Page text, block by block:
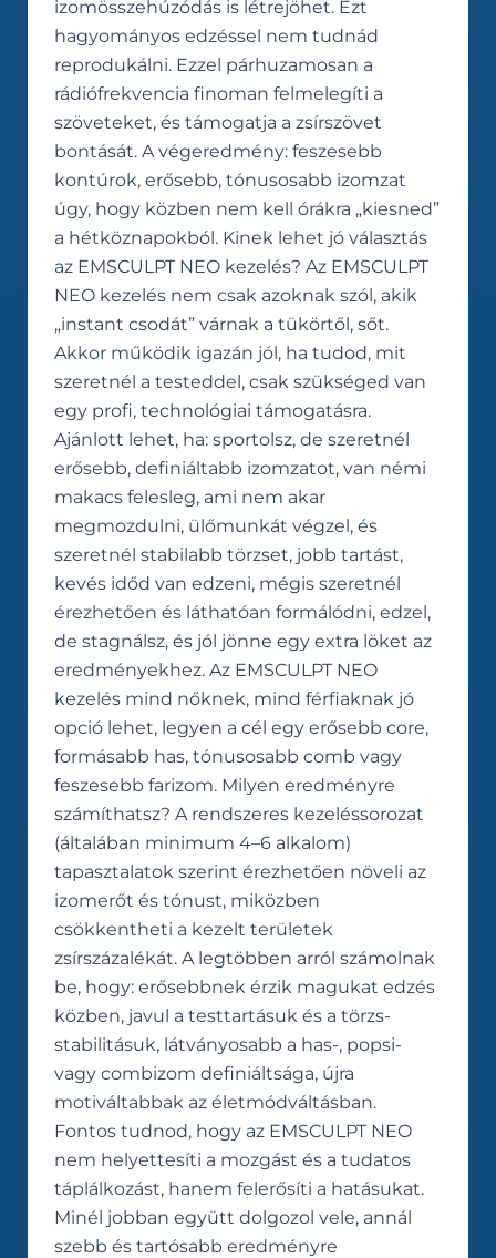
izomösszehúzódás is létrejöhet. Ezt
hagyományos edzéssel nem tudnád
reprodukálni. Ezzel párhuzamosan a
rádiófrekvencia finoman felmelegíti a
szöveteket, és támogatja a zsírszövet
bontását. A végeredmény: feszesebb
kontúrok, erősebb, tónusosabb izomzat
úgy, hogy közben nem kell órákra „kiesned”
a hétköznapokból. Kinek lehet jó választás
az EMSCULPT NEO kezelés? Az EMSCULPT
NEO kezelés nem csak azoknak szól, akik
„instant csodát” várnak a tükörtől, sőt.
Akkor működik igazán jól, ha tudod, mit
szeretnél a testeddel, csak szükséged van
egy profi, technológiai támogatásra.
Ajánlott lehet, ha: sportolsz, de szeretnél
erősebb, definiáltabb izomzatot, van némi
makacs felesleg, ami nem akar
megmozdulni, ülőmunkát végzel, és
szeretnél stabilabb törzset, jobb tartást,
kevés időd van edzeni, mégis szeretnél
érezhetően és láthatóan formálódni, edzel,
de stagnálsz, és jól jönne egy extra löket az
eredményekhez. Az EMSCULPT NEO
kezelés mind nőknek, mind férfiaknak jó
opció lehet, legyen a cél egy erősebb core,
formásabb has, tónusosabb comb vagy
feszesebb farizom. Milyen eredményre
számíthatsz? A rendszeres kezeléssorozat
(általában minimum 4–6 alkalom)
tapasztalatok szerint érezhetően növeli az
izomerőt és tónust, miközben
csökkentheti a kezelt területek
zsírszázalékát. A legtöbben arról számolnak
be, hogy: erősebbnek érzik magukat edzés
közben, javul a testtartásuk és a törzs-
stabilitásuk, látványosabb a has-, popsi-
vagy combizom definiáltsága, újra
motiváltabbak az életmódváltásban.
Fontos tudnod, hogy az EMSCULPT NEO
nem helyettesíti a mozgást és a tudatos
táplálkozást, hanem felerősíti a hatásukat.
Minél jobban együtt dolgozol vele, annál
szebb és tartósabb eredményre